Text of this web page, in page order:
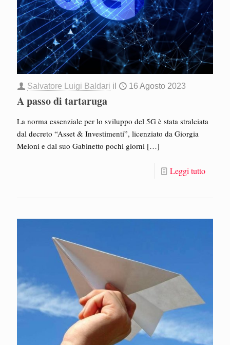
Salvatore Luigi Baldari il 16 Agosto 2023
A passo di tartaruga
La norma essenziale per lo sviluppo del 5G è stata stralciata
dal decreto “Asset & Investimenti”, licenziato da Giorgia
Meloni e dal suo Gabinetto pochi giorni […]
Leggi tutto